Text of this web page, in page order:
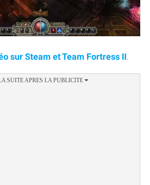
sur Steam et Team Fortress II.